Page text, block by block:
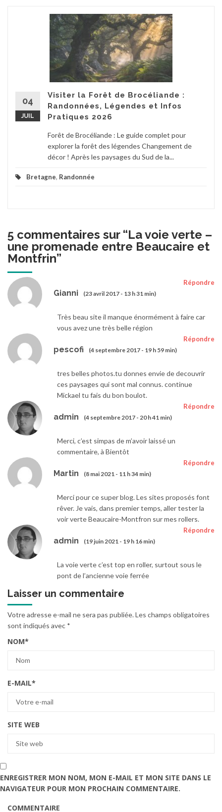
04
JUIL
Visiter la Forêt de Brocéliande :
Randonnées, Légendes et Infos
Pratiques 2026
Forêt de Brocéliande : Le guide complet pour
explorer la forêt des légendes Changement de
décor ! Après les paysages du Sud de la...
Bretagne, Randonnée
5 commentaires sur “La voie verte –
une promenade entre Beaucaire et
Montfrin”
Gianni (23 avril 2017 - 13 h 31 min)
Répondre
Très beau site il manque énormément à faire car
vous avez une très belle région
pescofi (4 septembre 2017 - 19 h 59 min)
Répondre
tres belles photos.tu donnes envie de decouvrir
ces paysages qui sont mal connus. continue
Mickael tu fais du bon boulot.
admin (4 septembre 2017 - 20 h 41 min)
Répondre
Merci, c’est simpas de m’avoir laissé un
commentaire, à Bientôt
Martin (8 mai 2021 - 11 h 34 min)
Répondre
Merci pour ce super blog. Les sites proposés font
rêver. Je vais, dans premier temps, aller tester la
voir verte Beaucaire-Montfron sur mes rollers.
admin (19 juin 2021 - 19 h 16 min)
Répondre
La voie verte c’est top en roller, surtout sous le
pont de l’ancienne voie ferrée
Laisser un commentaire
Votre adresse e-mail ne sera pas publiée.Les champs obligatoires
sont indiqués avec *
NOM*
E-MAIL*
SITE WEB
ENREGISTRER MON NOM, MON E-MAIL ET MON SITE DANS LE
NAVIGATEUR POUR MON PROCHAIN COMMENTAIRE.
COMMENTAIRE